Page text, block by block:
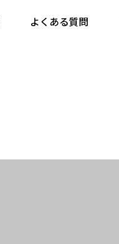
よくある質問
ブログサンプル8